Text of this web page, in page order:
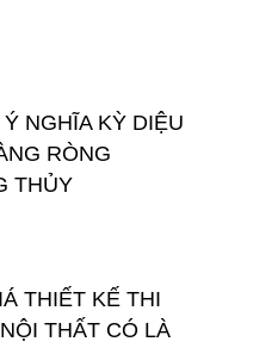
NGHĨA KỲ DIỆU
RÒNG
THỦY
THIẾT KẾ THI
THẤT CÓ LÀ